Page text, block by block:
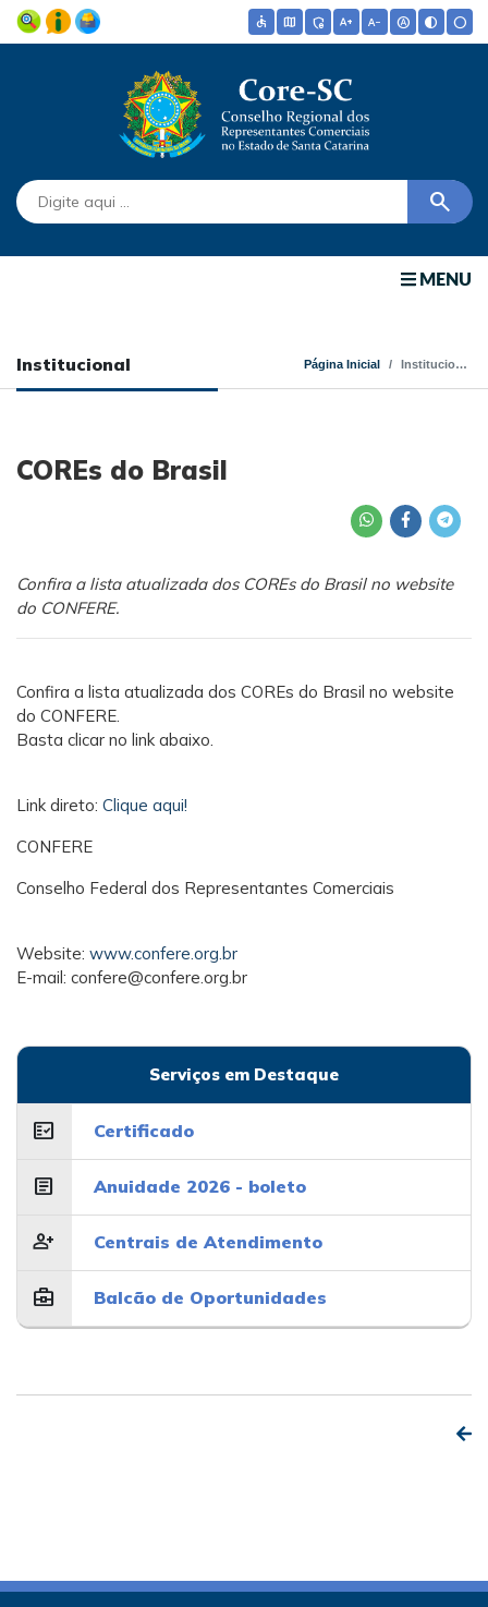
accessible map admin_panel_settings text_increase text_decrease hdr_auto contrast circle
search
MENU
Institucional Página Inicial Institucional
COREs do Brasil
Confira a lista atualizada dos COREs do Brasil no website
do CONFERE.
Confira a lista atualizada dos COREs do Brasil no website
do CONFERE.
Basta clicar no link abaixo.
Link direto: Clique aqui!
CONFERE
Conselho Federal dos Representantes Comerciais
Website: www.confere.org.br
E-mail: confere@confere.org.br
Serviços em Destaque
fact_check Certificado
article Anuidade 2026 - boleto
person_add Centrais de Atendimento
business_center Balcão de Oportunidades